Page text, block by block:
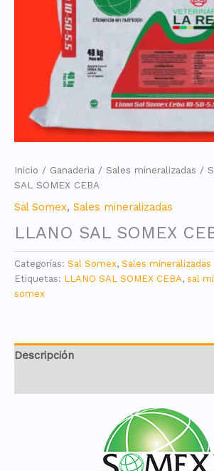
Inicio / Ganaderia / Sales mineralizadas /
SAL SOMEX CEBA
Sal Somex, Sales mineralizadas
LLANO SAL SOMEX
Categorías: Sal Somex, Sales mineralizadas
Etiquetas: LLANO SAL SOMEX CEBA, sal
somex
Descripción